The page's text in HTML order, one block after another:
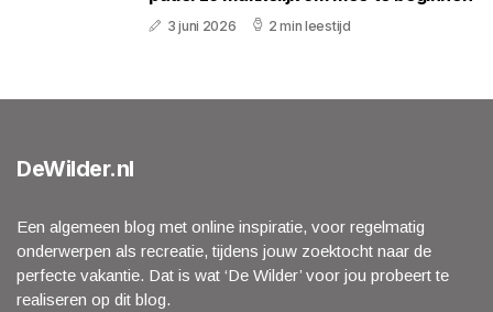
3 juni 2026 2 min leestijd
DeWilder.nl
Een algemeen blog met online inspiratie, voor regelmatig
onderwerpen als recreatie, tijdens jouw zoektocht naar de
perfecte vakantie. Dat is wat ‘De Wilder’ voor jou probeert te
realiseren op dit blog.